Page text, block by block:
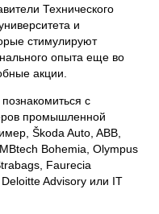
Технического
и
стимулируют
опыта еще во
акции.
с
промышленной
Škoda Auto, ABB,
Bohemia, Olympus
Faurecia
Advisory или IT